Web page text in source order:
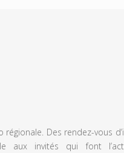
régionale. Des rendez-vous
aux invités qui font